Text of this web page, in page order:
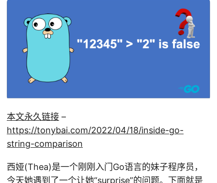
本文永久链接 –
https://tonybai.com/2022/04/18/inside-go-
string-comparison
西娅(Thea)是一个刚刚入门Go语言的妹子程序员，
今天她遇到了一个让她“surprise”的问题。下面就是